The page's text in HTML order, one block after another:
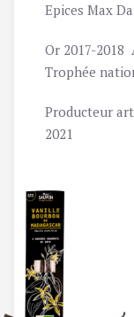
Epices Max
Or 2017-2018
Trophée
Producteur
2021